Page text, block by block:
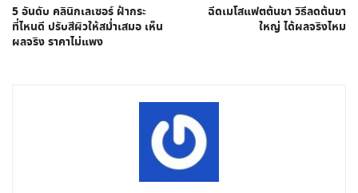
5 อันดับ คลินิกเลเซอร์ ฝ้ากระ
ที่ไหนดี ปรับสีผิวให้สม่ำเสมอ เห็น
ผลจริง ราคาไม่แพง
ฉีดเมโสแฟตต้นขา วิธีลดต้นขา
ใหญ่ ได้ผลจริงไหม